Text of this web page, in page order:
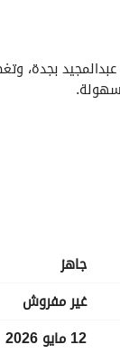
جاهز
غير مفروش
12 مايو 2026